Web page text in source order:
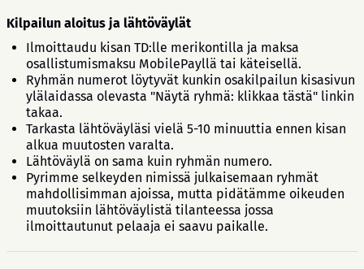
Kilpailun aloitus ja lähtöväylät
Ilmoittaudu kisan TD:lle merikontilla ja maksa
osallistumismaksu MobilePayllä tai käteisellä.
Ryhmän numerot löytyvät kunkin osakilpailun kisasivun
ylälaidassa olevasta "Näytä ryhmä: klikkaa tästä" linkin
takaa.
Tarkasta lähtöväyläsi vielä 5-10 minuuttia ennen kisan
alkua muutosten varalta.
Lähtöväylä on sama kuin ryhmän numero.
Pyrimme selkeyden nimissä julkaisemaan ryhmät
mahdollisimman ajoissa, mutta pidätämme oikeuden
muutoksiin lähtöväylistä tilanteessa jossa
ilmoittautunut pelaaja ei saavu paikalle.